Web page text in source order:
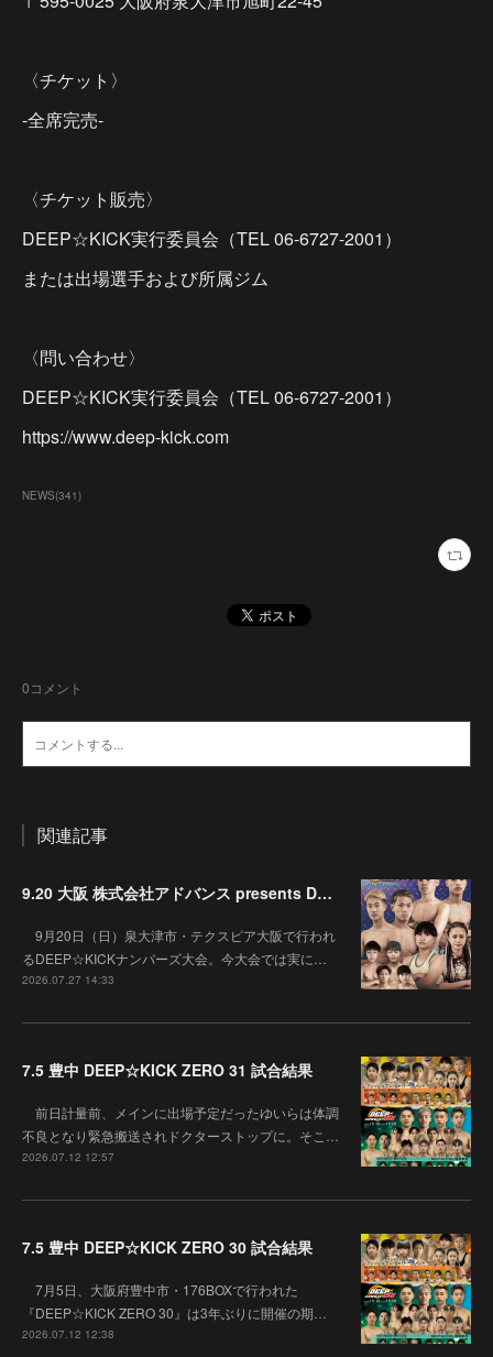
〈チケット〉
-全席完売-
〈チケット販売〉
DEEP☆KICK実行委員会（TEL 06-6727-2001）
または出場選手および所属ジム
〈問い合わせ〉
DEEP☆KICK実行委員会（TEL 06-6727-2001）
https://www.deep-kick.com
NEWS(341)
0コメント
関連記事
9.20 大阪 株式会社アドバンス presents DEEP☆KICK 79･80 7月の準決勝を勝ち抜いた6名による-53kg･-65kg･QUEEN-46kgと3つの王座決定戦の開催が決定！
9月20日（日）泉大津市・テクスピア大阪で行われ
るDEEP☆KICKナンバーズ大会。今大会では実に…
2026.07.27 14:33
7.5 豊中 DEEP☆KICK ZERO 31 試合結果
前日計量前、メインに出場予定だったゆいらは体調
不良となり緊急搬送されドクターストップに。そこ…
2026.07.12 12:57
7.5 豊中 DEEP☆KICK ZERO 30 試合結果
7月5日、大阪府豊中市・176BOXで行われた
『DEEP☆KICK ZERO 30』は3年ぶりに開催の期…
2026.07.12 12:38